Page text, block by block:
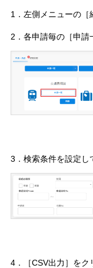
1．左側メニューの［
2．各申請毎の［申請
3．検索条件を設定し
4．［CSV出力］をク